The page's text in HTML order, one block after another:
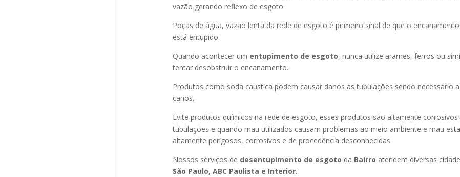
vazão gerando reflexo de esgoto.
Poças de água, vazão lenta da rede de esgoto é primeiro sinal de que o
está entupido.
Quando acontecer um entupimento de esgoto, nunca utilize arames, ferros ou
tentar desobstruir o encanamento.
Produtos como soda caustica podem causar danos as tubulações sendo necessário
canos.
Evite produtos químicos na rede de esgoto, esses produtos são altamente corrosivos
tubulações e quando mau utilizados causam problemas ao meio ambiente e mau
altamente perigosos, corrosivos e de procedência desconhecidas.
Nossos serviços de desentupimento de esgoto da Bairro atendem diversas
São Paulo, ABC Paulista e Interior.